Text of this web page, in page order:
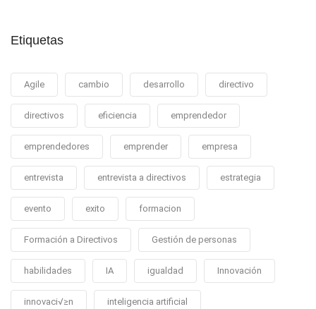
Etiquetas
Agile cambio desarrollo directivo
directivos eficiencia emprendedor
emprendedores emprender empresa
entrevista entrevista a directivos estrategia
evento exito formacion
Formación a Directivos Gestión de personas
habilidades IA igualdad Innovación
innovaci√≥n inteligencia artificial